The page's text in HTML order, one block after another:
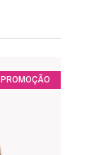
PROMOÇÃO